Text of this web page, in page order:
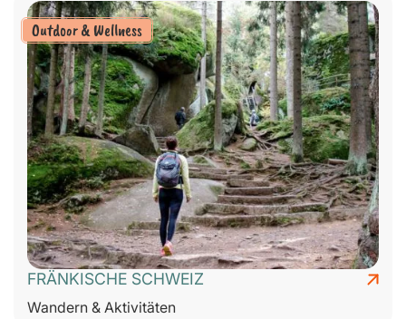
Outdoor & Wellness
FRÄNKISCHE SCHWEIZ
Wandern & Aktivitäten